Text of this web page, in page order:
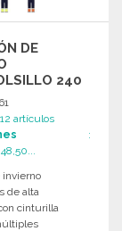
DE
240
artículos
:
invierno
de alta
cinturilla